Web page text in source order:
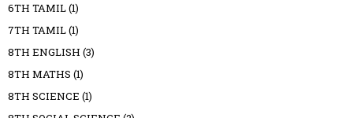
6TH TAMIL(1)
7TH TAMIL(1)
8TH ENGLISH (3)
8TH MATHS (1)
8TH SCIENCE (1)